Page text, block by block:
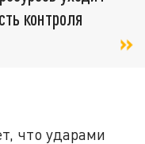
контроля
что ударами